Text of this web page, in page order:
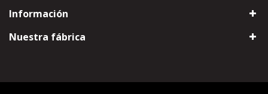
Información
Nuestra fábrica